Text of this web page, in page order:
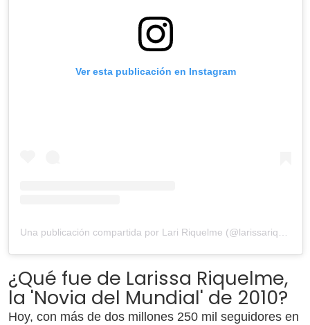
Ver esta publicación en Instagram
Una publicación compartida por Lari Riquelme (@larissariquelme)
¿Qué fue de Larissa Riquelme,
la 'Novia del Mundial' de 2010?
Hoy, con más de dos millones 250 mil seguidores en